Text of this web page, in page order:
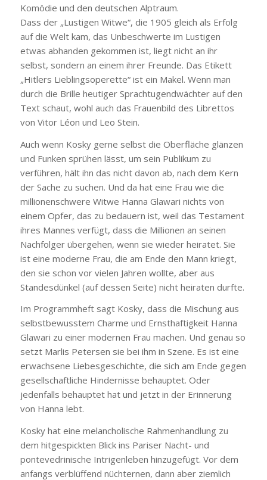
Komödie und den deutschen Alptraum.
Dass der „Lustigen Witwe“, die 1905 gleich als Erfolg
auf die Welt kam, das Unbeschwerte im Lustigen
etwas abhanden gekommen ist, liegt nicht an ihr
selbst, sondern an einem ihrer Freunde. Das Etikett
„Hitlers Lieblingsoperette“ ist ein Makel. Wenn man
durch die Brille heutiger Sprachtugendwächter auf den
Text schaut, wohl auch das Frauenbild des Librettos
von Vitor Léon und Leo Stein.
Auch wenn Kosky gerne selbst die Oberfläche glänzen
und Funken sprühen lässt, um sein Publikum zu
verführen, hält ihn das nicht davon ab, nach dem Kern
der Sache zu suchen. Und da hat eine Frau wie die
millionenschwere Witwe Hanna Glawari nichts von
einem Opfer, das zu bedauern ist, weil das Testament
ihres Mannes verfügt, dass die Millionen an seinen
Nachfolger übergehen, wenn sie wieder heiratet. Sie
ist eine moderne Frau, die am Ende den Mann kriegt,
den sie schon vor vielen Jahren wollte, aber aus
Standesdünkel (auf dessen Seite) nicht heiraten durfte.
Im Programmheft sagt Kosky, dass die Mischung aus
selbstbewusstem Charme und Ernsthaftigkeit Hanna
Glawari zu einer modernen Frau machen. Und genau so
setzt Marlis Petersen sie bei ihm in Szene. Es ist eine
erwachsene Liebesgeschichte, die sich am Ende gegen
gesellschaftliche Hindernisse behauptet. Oder
jedenfalls behauptet hat und jetzt in der Erinnerung
von Hanna lebt.
Kosky hat eine melancholische Rahmenhandlung zu
dem hitgespickten Blick ins Pariser Nacht- und
pontevedrinische Intrigenleben hinzugefügt. Vor dem
anfangs verblüffend nüchternen, dann aber ziemlich